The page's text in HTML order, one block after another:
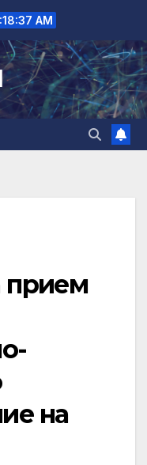
AM
прием
на